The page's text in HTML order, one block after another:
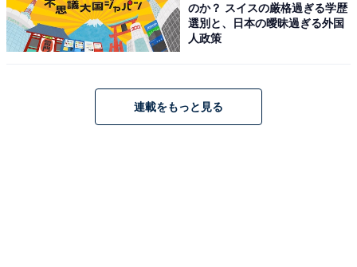
のか？ スイスの厳格過ぎる学歴
選別と、日本の曖昧過ぎる外国
人政策
連載をもっと見る